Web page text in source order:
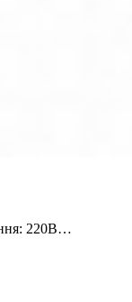
220В…